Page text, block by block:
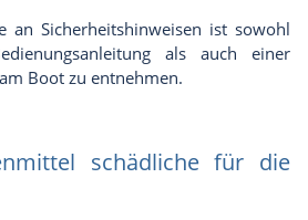
an Sicherheitshinweisen ist sowohl
als auch einer
Boot zu entnehmen.
schädliche für die